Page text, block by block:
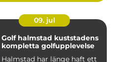
09. jul
Golf halmstad kuststadens
kompletta golfupplevelse
Halmstad har länge haft ett